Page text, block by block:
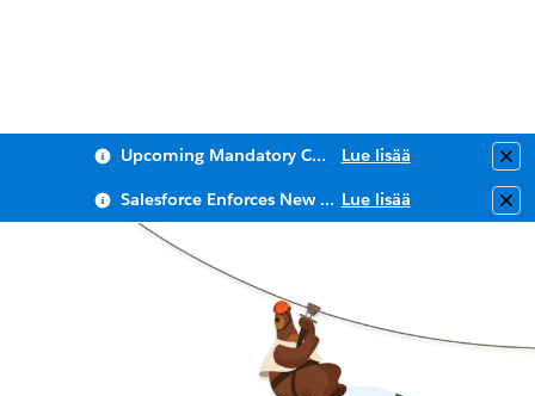
Upcoming Mandatory Changes to Public Key Infrastructure (PKI) Lue lisää
Salesforce Enforces New Security Requirements in Summer 2026 Lue lisää